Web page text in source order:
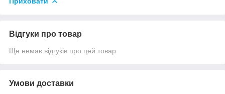
Відгуки про товар
Ще немає відгуків про цей товар
Умови доставки